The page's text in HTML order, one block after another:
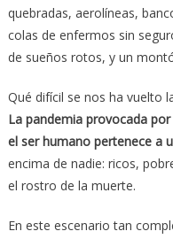
quebradas, aerolíneas,
colas de enfermos sin
de sueños rotos, y un
Qué difícil se nos ha vuelto
La pandemia provocada
el ser humano pertenece a
encima de nadie: ricos,
el rostro de la muerte.
En este escenario tan